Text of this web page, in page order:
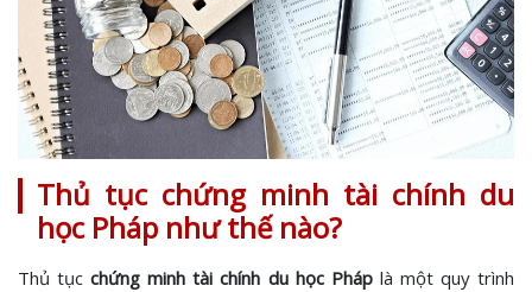
Thủ tục chứng minh tài chính du
học Pháp như thế nào?
Thủ tục chứng minh tài chính du học Pháplà một quy trình